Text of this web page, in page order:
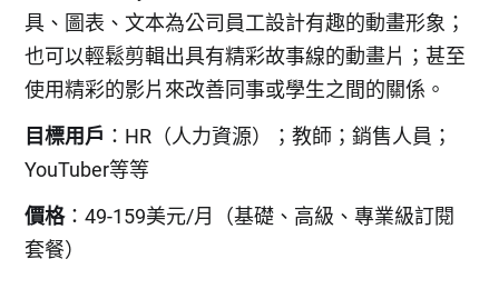
具、圖表、文本為公司員工設計有趣的動畫形象；
也可以輕鬆剪輯出具有精彩故事線的動畫片；甚至
使用精彩的影片來改善同事或學生之間的關係。
目標用戶 ：HR（人力資源）；教師；銷售人員；
YouTuber等等
價格：49-159美元/月（基礎、高級、專業級訂閱
套餐）